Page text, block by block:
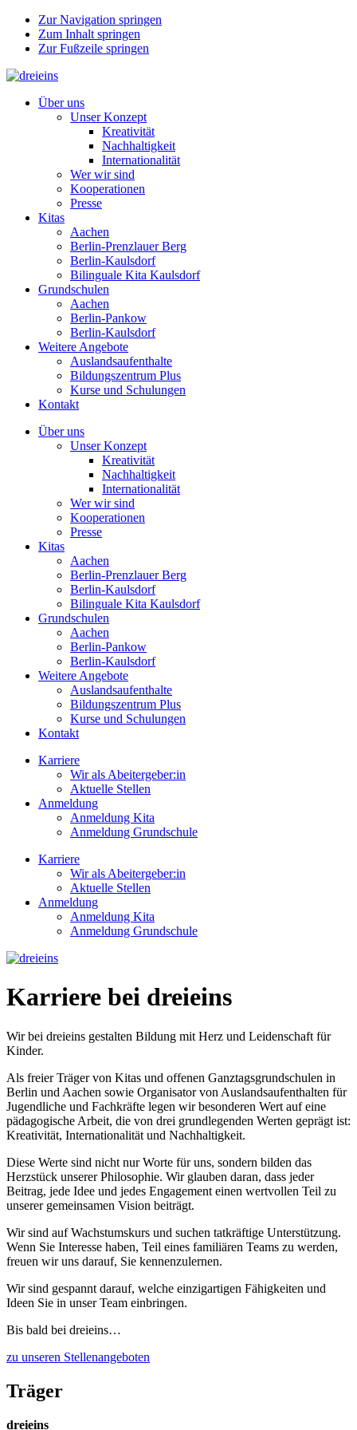
Zur Navigation springen
Zum Inhalt springen
Zur Fußzeile springen
Über uns
Unser Konzept
Kreativität
Nachhaltigkeit
Internationalität
Wer wir sind
Kooperationen
Presse
Kitas
Aachen
Berlin-Prenzlauer Berg
Berlin-Kaulsdorf
Bilinguale Kita Kaulsdorf
Grundschulen
Aachen
Berlin-Pankow
Berlin-Kaulsdorf
Weitere Angebote
Auslandsaufenthalte
Bildungszentrum Plus
Kurse und Schulungen
Kontakt
Über uns
Unser Konzept
Kreativität
Nachhaltigkeit
Internationalität
Wer wir sind
Kooperationen
Presse
Kitas
Aachen
Berlin-Prenzlauer Berg
Berlin-Kaulsdorf
Bilinguale Kita Kaulsdorf
Grundschulen
Aachen
Berlin-Pankow
Berlin-Kaulsdorf
Weitere Angebote
Auslandsaufenthalte
Bildungszentrum Plus
Kurse und Schulungen
Kontakt
Karriere
Wir als Abeitergeber:in
Aktuelle Stellen
Anmeldung
Anmeldung Kita
Anmeldung Grundschule
Karriere
Wir als Abeitergeber:in
Aktuelle Stellen
Anmeldung
Anmeldung Kita
Anmeldung Grundschule
Karriere bei dreieins
Wir bei dreieins gestalten Bildung mit Herz und Leidenschaft für
Kinder.
Als freier Träger von Kitas und offenen Ganztagsgrundschulen in
Berlin und Aachen sowie Organisator von Auslandsaufenthalten für
Jugendliche und Fachkräfte legen wir besonderen Wert auf eine
pädagogische Arbeit, die von drei grundlegenden Werten geprägt ist:
Kreativität, Internationalität und Nachhaltigkeit.
Diese Werte sind nicht nur Worte für uns, sondern bilden das
Herzstück unserer Philosophie. Wir glauben daran, dass jeder
Beitrag, jede Idee und jedes Engagement einen wertvollen Teil zu
unserer gemeinsamen Vision beiträgt.
Wir sind auf Wachstumskurs und suchen tatkräftige Unterstützung.
Wenn Sie Interesse haben, Teil eines familiären Teams zu werden,
freuen wir uns darauf, Sie kennenzulernen.
Wir sind gespannt darauf, welche einzigartigen Fähigkeiten und
Ideen Sie in unser Team einbringen.
Bis bald bei dreieins…
zu unseren Stellenangeboten
Träger
dreieins